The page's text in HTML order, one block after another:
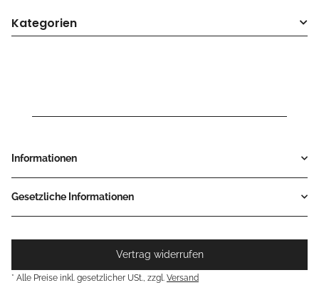
Kategorien
Informationen
Gesetzliche Informationen
Vertrag widerrufen
* Alle Preise inkl. gesetzlicher USt., zzgl. Versand